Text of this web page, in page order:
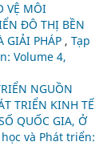
VỆ MÔI
ĐÔ THỊ BỀN
GIẢI PHÁP , Tạp
Volume 4,
NGUỒN
TRIỂN KINH TẾ
QUỐC GIA, Ở
và Phát triển: